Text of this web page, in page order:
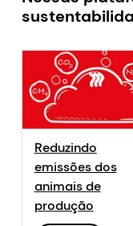
Reduzindo
emissões dos
animais de
produção